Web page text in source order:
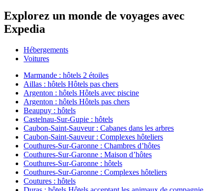
Explorez un monde de voyages avec
Expedia
Hébergements
Voitures
Marmande : hôtels 2 étoiles
Aillas : hôtels Hôtels pas chers
Argenton : hôtels Hôtels avec piscine
Argenton : hôtels Hôtels pas chers
Beaupuy : hôtels
Castelnau-Sur-Gupie : hôtels
Caubon-Saint-Sauveur : Cabanes dans les arbres
Caubon-Saint-Sauveur : Complexes hôteliers
Couthures-Sur-Garonne : Chambres d’hôtes
Couthures-Sur-Garonne : Maison d’hôtes
Couthures-Sur-Garonne : hôtels
Couthures-Sur-Garonne : Complexes hôteliers
Coutures : hôtels